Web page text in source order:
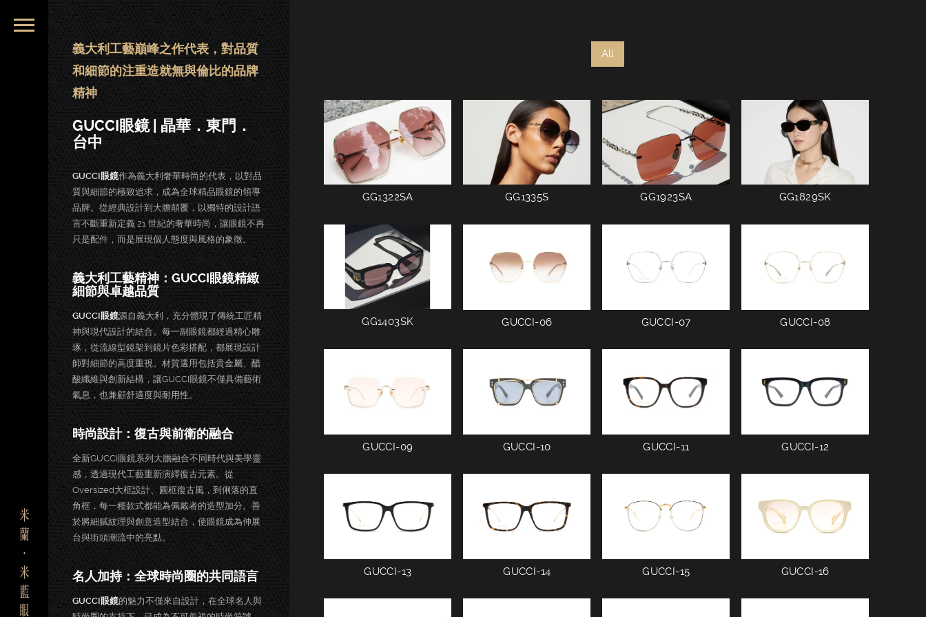
義大利工藝巔峰之作代表，對品質
和細節的注重造就無與倫比的品牌
精神
GUCCI眼鏡 | 晶華．東門．
台中
GUCCI眼鏡作為義大利奢華時尚的代表，以對品
質與細節的極致追求，成為全球精品眼鏡的領導
品牌。從經典設計到大膽顛覆，以獨特的設計語
言不斷重新定義 21 世紀的奢華時尚，讓眼鏡不再
只是配件，而是展現個人態度與風格的象徵。
義大利工藝精神：GUCCI眼鏡精緻
細節與卓越品質
GUCCI眼鏡源自義大利，充分體現了傳統工匠精
神與現代設計的結合。每一副眼鏡都經過精心雕
琢，從流線型鏡架到鏡片色彩搭配，都展現設計
師對細節的高度重視。材質選用包括貴金屬、醋
酸纖維與創新結構，讓GUCCI眼鏡不僅具備藝術
氣息，也兼顧舒適度與耐用性。
時尚設計：復古與前衛的融合
全新GUCCI眼鏡系列大膽融合不同時代與美學靈
感，透過現代工藝重新演繹復古元素。從
Oversized大框設計、圓框復古風，到俐落的直
角框，每一種款式都能為佩戴者的造型加分。善
於將細膩紋理與創意造型結合，使眼鏡成為伸展
台與街頭潮流中的亮點。
名人加持：全球時尚圈的共同語言
GUCCI眼鏡的魅力不僅來自設計，在全球名人與
All
GG1322SA GG1335S GG1923SA GG1829SK
GG1403SK GUCCI-06 GUCCI-07 GUCCI-08
GUCCI-09 GUCCI-10 GUCCI-11 GUCCI-12
GUCCI-13 GUCCI-14 GUCCI-15 GUCCI-16